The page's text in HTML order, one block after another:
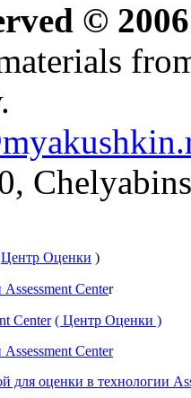
©
Центр Оценки )
Center
Center ( Центр Оценки )
Center
оценки в технологии